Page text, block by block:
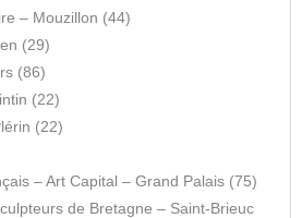
– Mouzillon (44)
(29)
(86)
(22)
(22)
– Art Capital – Grand Palais (75)
de Bretagne – Saint-Brieuc